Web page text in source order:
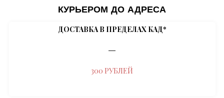
КУРЬЕРОМ ДО АДРЕСА
ДОСТАВКА В ПРЕДЕЛАХ КАД*
―
300 РУБЛЕЙ